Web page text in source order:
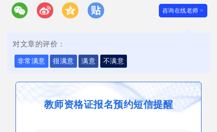
咨询在线老师 >
对文章的评价：
非常满意 很满意 满意 不满意
教师资格证报名预约短信提醒